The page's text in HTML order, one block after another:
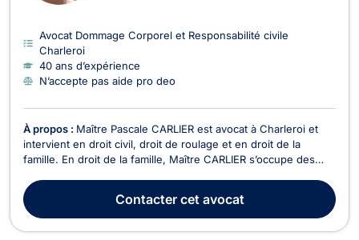
Avocat Dommage Corporel et Responsabilité civile
Charleroi
40 ans d’expérience
N’accepte pas aide pro deo
À propos : Maître Pascale CARLIER est avocat à Charleroi et
intervient en droit civil, droit de roulage et en droit de la
famille. En droit de la famille, Maître CARLIER s’occupe des
encore d’une rupture de cohabitation légale telles que la
pension alimentaires, la résidence d...
Contactercet avocat